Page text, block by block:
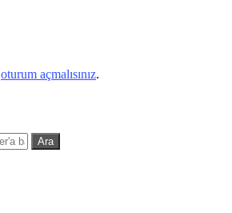
oturum açmalısınız.